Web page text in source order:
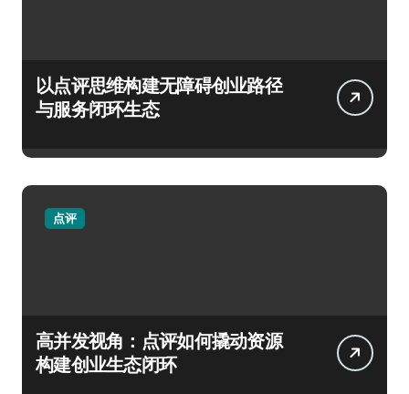
以点评思维构建无障碍创业路径
与服务闭环生态
点评
高并发视角：点评如何撬动资源
构建创业生态闭环